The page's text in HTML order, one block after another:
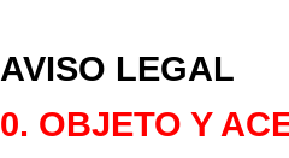
AVISO LEGAL
0. OBJETO Y